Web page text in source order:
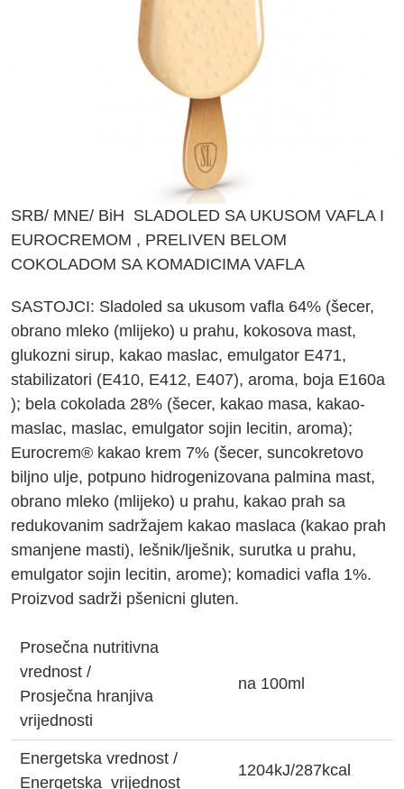
SRB/ MNE/ BiH SLADOLED SA UKUSOM VAFLA I
EUROCREMOM , PRELIVEN BELOM
COKOLADOM SA KOMADICIMA VAFLA
SASTOJCI: Sladoled sa ukusom vafla 64% (šecer,
obrano mleko (mlijeko) u prahu, kokosova mast,
glukozni sirup, kakao maslac, emulgator E471,
stabilizatori (E410, E412, E407), aroma, boja E160a
); bela cokolada 28% (šecer, kakao masa, kakao-
maslac, maslac, emulgator sojin lecitin, aroma);
Eurocrem® kakao krem 7% (šecer, suncokretovo
biljno ulje, potpuno hidrogenizovana palmina mast,
obrano mleko (mlijeko) u prahu, kakao prah sa
redukovanim sadržajem kakao maslaca (kakao prah
smanjene masti), lešnik/lješnik, surutka u prahu,
emulgator sojin lecitin, arome); komadici vafla 1%.
Proizvod sadrži pšenicni gluten.
Prosečna nutritivna
vrednost /
Prosječna hranjiva
vrijednosti
na 100ml
Energetska vrednost /
Energetska vrijednost
1204kJ/287kcal